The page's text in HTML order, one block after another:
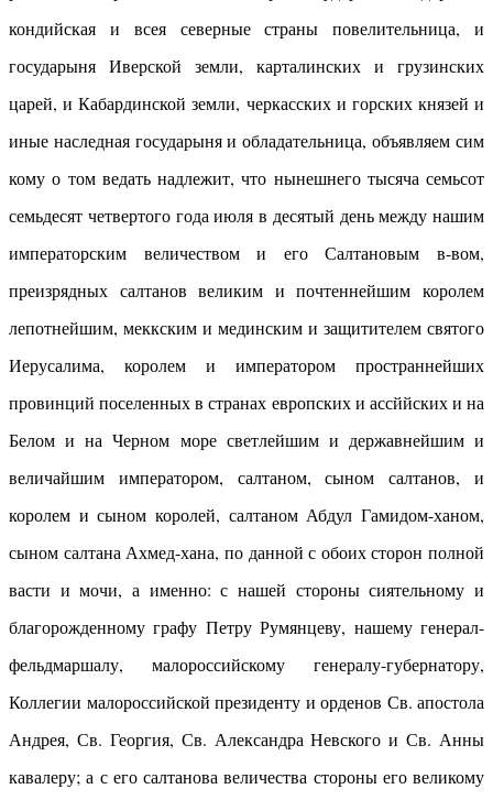
кондийская и всея северные страны повелительница, и
государыня Иверской земли, карталинских и грузинских
царей, и Кабардинской земли, черкасских и горских князей и
иные наследная государыня и обладательница, объявляем сим
кому о том ведать надлежит, что нынешнего тысяча семьсот
семьдесят четвертого года июля в десятый день между нашим
императорским величеством и его Салтановым в-вом,
преизрядных салтанов великим и почтеннейшим королем
лепотнейшим, меккским и мединским и защитителем святого
Иерусалима, королем и императором пространнейших
провинций поселенных в странах европских и ассййских и на
Белом и на Черном море светлейшим и державнейшим и
величайшим императором, салтаном, сыном салтанов, и
королем и сыном королей, салтаном Абдул Гамидом-ханом,
сыном салтана Ахмед-хана, по данной с обоих сторон полной
васти и мочи, а именно: с нашей стороны сиятельному и
благорожденному графу Петру Румянцеву, нашему генерал-
фельдмаршалу, малороссийскому генералу-губернатору,
Коллегии малороссийской президенту и орденов Св. апостола
Андрея, Св. Георгия, Св. Александра Невского и Св. Анны
кавалеру; а с его салтанова величества стороны его великому